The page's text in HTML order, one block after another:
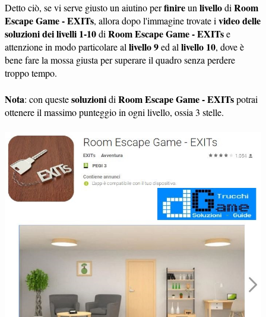
Detto ciò, se vi serve giusto un aiutino perfinireun livellodi Room
Escape Game - EXITs, allora dopo l'immagine trovate i video delle
soluzioni dei livelli 1-10di Room Escape Game - EXITse
attenzione in modo particolare al livello 9ed al livello 10, dove è
bene fare la mossa giusta per superare il quadro senza perdere
troppo tempo.
Nota: con questesoluzionidi Room Escape Game - EXITspotrai
ottenere il massimo punteggio in ogni livello, ossia 3 stelle.